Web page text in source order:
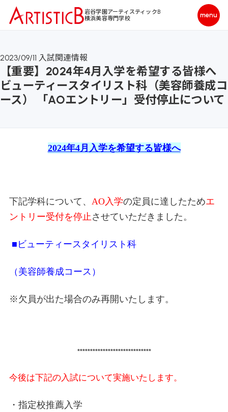
岩谷学園アーティスティックB
横浜美容専門学校
2023/09/11 入試関連情報
【重要】2024年4月入学を希望する皆様へ
ビューティースタイリスト科（美容師養成コ
ース） 「AOエントリー」受付停止について
2024年4月入学を希望する皆様へ
下記学科について、 AO入学の定員に達したためエ
ントリー受付を停止させていただきました。
■ ビューティースタイリスト科
（美容師養成コース）
※欠員が出た場合のみ再開いたします。
*****************************
今後は下記の入試について実施いたします。
・指定校推薦入学